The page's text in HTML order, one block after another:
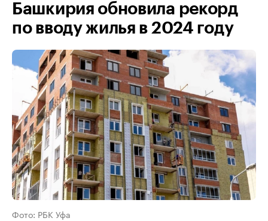
Башкирия обновила рекорд
по вводу жилья в 2024 году
Фото: РБК Уфа